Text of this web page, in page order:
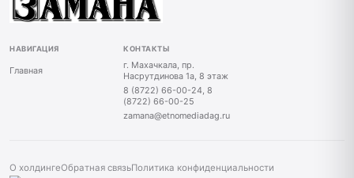
НАВИГАЦИЯ
Главная
КОНТАКТЫ
г. Махачкала, пр.
Насрутдинова 1а, 8 этаж
8 (8722) 66-00-24, 8
(8722) 66-00-25
zamana@etnomediadag.ru
О холдингеОбратная связьПолитика конфиденциальности